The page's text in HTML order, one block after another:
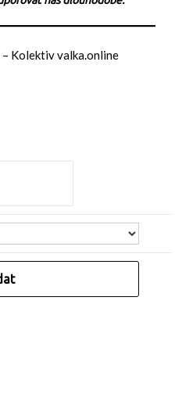
– Kolektiv valka.online